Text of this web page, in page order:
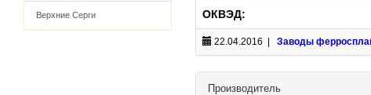
Верхние Серги ОКВЭД:
22.04.2016 | Заводы
Производитель